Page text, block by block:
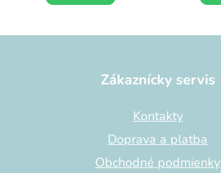
Zákaznícky servis
Kontakty
Doprava a platba
Obchodné podmienky